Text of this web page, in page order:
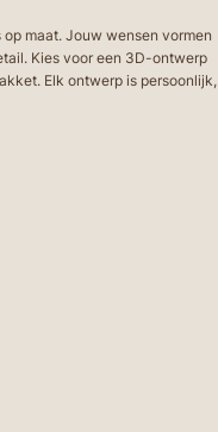
maat. Jouw wensen vormen
Kies voor een 3D-ontwerp
Elk ontwerp is persoonlijk,